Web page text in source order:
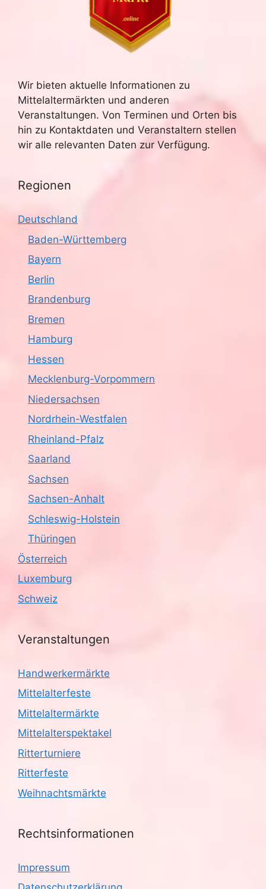
Wir bieten aktuelle Informationen zu
Mittelaltermärkten und anderen
Veranstaltungen. Von Terminen und Orten bis
hin zu Kontaktdaten und Veranstaltern stellen
wir alle relevanten Daten zur Verfügung.
Regionen
Deutschland
Baden-Württemberg
Bayern
Berlin
Brandenburg
Bremen
Hamburg
Hessen
Mecklenburg-Vorpommern
Niedersachsen
Nordrhein-Westfalen
Rheinland-Pfalz
Saarland
Sachsen
Sachsen-Anhalt
Schleswig-Holstein
Thüringen
Österreich
Luxemburg
Schweiz
Veranstaltungen
Handwerkermärkte
Mittelalterfeste
Mittelaltermärkte
Mittelalterspektakel
Ritterturniere
Ritterfeste
Weihnachtsmärkte
Rechtsinformationen
Impressum